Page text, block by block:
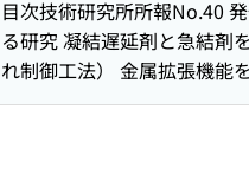
よる検証 クロロエテン類浄
目次技術研究所所報No.40
る研究 凝結遅延剤と急結剤
れ制御工法） 金属拡張機能
柱の変形性能に関する検討
る一考察 中低層RC建物を
ンサーを用いた土丹層中の